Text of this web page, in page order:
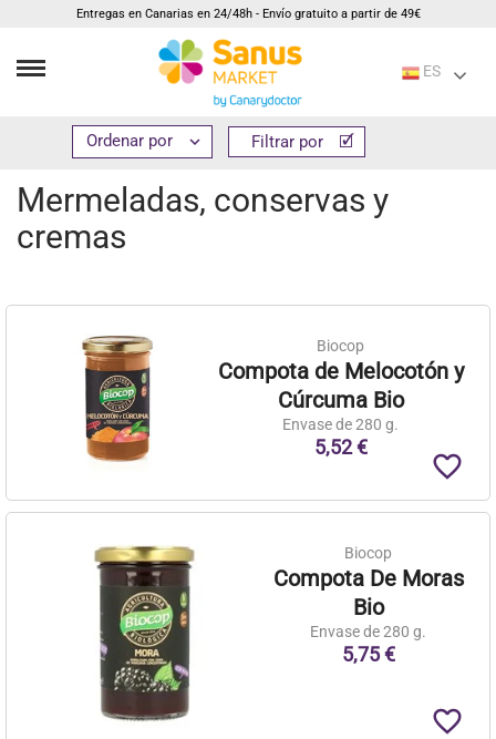
Entregas en Canarias en 24/48h - Envío gratuito a partir de 49€
ES
Alimentación Dulces Mermeladas, conservas y cremas
Mermeladas, conservas y
cremas
 Filtrar por
Biocop
Compota de Melocotón y
Cúrcuma Bio
Envase de 280 g.
5,52 €
favorite_border
Biocop
Compota De Moras
Bio
Envase de 280 g.
5,75 €
favorite_border
 Filtrar por